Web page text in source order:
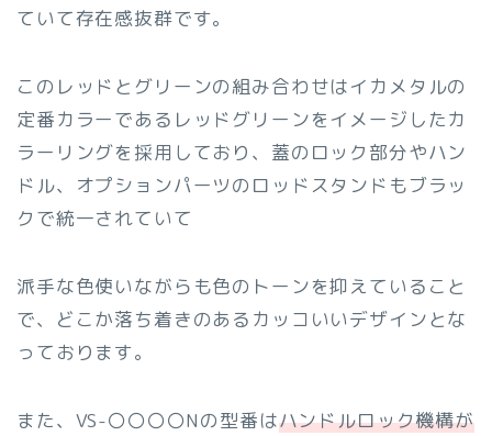
ていて存在感抜群です。
このレッドとグリーンの組み合わせはイカメタルの
定番カラーであるレッドグリーンをイメージしたカ
ラーリングを採用しており、蓋のロック部分やハン
ドル、オプションパーツのロッドスタンドもブラッ
クで統一されていて
派手な色使いながらも色のトーンを抑えていること
で、どこか落ち着きのあるカッコいいデザインとな
っております。
また、VS-〇〇〇〇Nの型番はハンドルロック機構が